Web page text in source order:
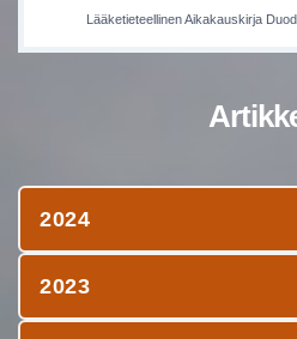
Lääketieteellinen Aikakauskirja
2024
2023